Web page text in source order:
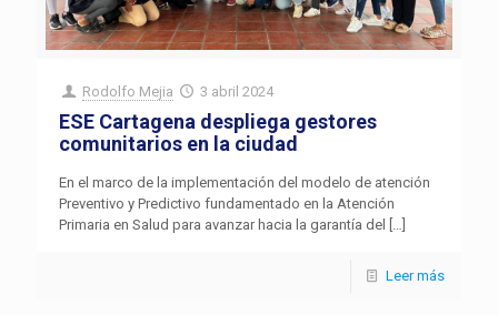
Rodolfo Mejia 3 abril 2024
ESE Cartagena despliega gestores
comunitarios en la ciudad
En el marco de la implementación del modelo de atención
Preventivo y Predictivo fundamentado en la Atención
Primaria en Salud para avanzar hacia la garantía del
Leer más